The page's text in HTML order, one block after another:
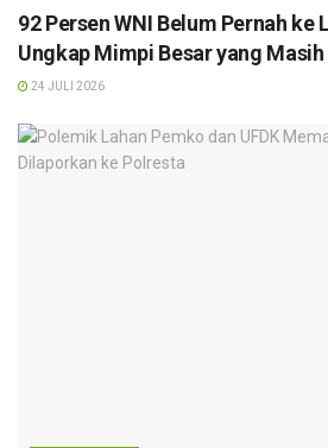
92 Persen WNI Belum Pernah ke
Ungkap Mimpi Besar yang
24 JULI 2026